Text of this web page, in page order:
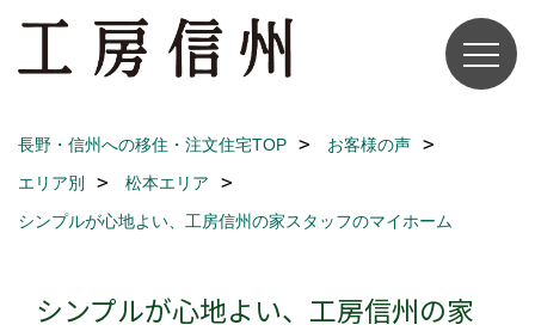
長野・信州への移住・注文住宅TOP
お客様の声
エリア別
松本エリア
シンプルが心地よい、工房信州の家スタッフのマイホーム
シンプルが心地よい、工房信州の家